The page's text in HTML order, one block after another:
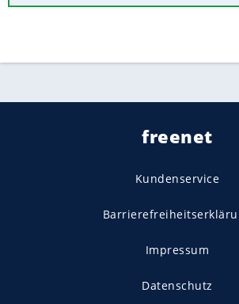
freenet
Kundenservice
Impressum
Datenschutz